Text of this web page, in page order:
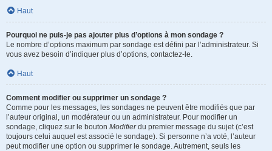
Haut
Pourquoi ne puis-je pas ajouter plus d’options à mon sondage ?
Le nombre d’options maximum par sondage est défini par l’administrateur. Si
vous avez besoin d’indiquer plus d’options, contactez-le.
Haut
Comment modifier ou supprimer un sondage ?
Comme pour les messages, les sondages ne peuvent être modifiés que par
l’auteur original, un modérateur ou un administrateur. Pour modifier un
sondage, cliquez sur le bouton Modifierdu premier message du sujet (c’est
toujours celui auquel est associé le sondage). Si personne n’a voté, l’auteur
peut modifier une option ou supprimer le sondage. Autrement, seuls les